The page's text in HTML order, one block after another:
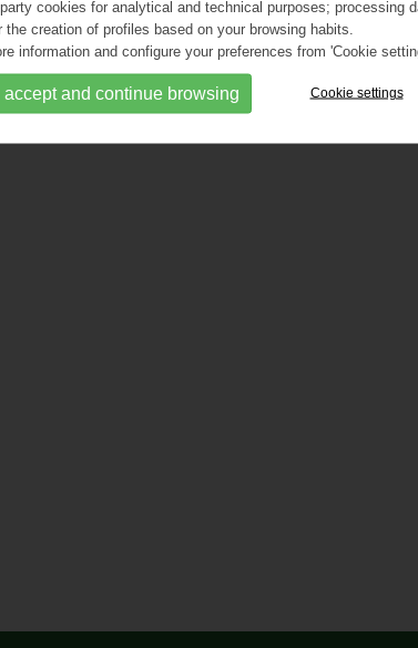
cookies for analytical and technical purposes; processing
the creation of profiles based on your browsing habits.
information and configure your preferences from 'Cookie
accept and continue browsing Cookie settings